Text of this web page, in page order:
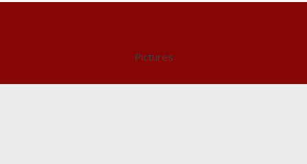
Pictures